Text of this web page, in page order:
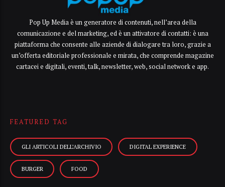
Pop Up Media è un generatore di contenuti, nell’area della
comunicazione e del marketing, ed è un attivatore di contatti: è una
piattaforma che consente alle aziende di dialogare tra loro, grazie a
un’offerta editoriale professionale e mirata, che comprende magazine
cartacei e digitali, eventi, talk, newsletter, web, social network e app.
FEATURED TAG
GLI ARTICOLI DELL’ARCHIVIO DIGITAL EXPERIENCE
BURGER FOOD